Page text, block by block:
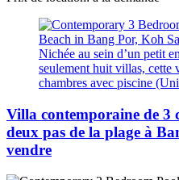
Nichée au sein d’un petit
seulement huit villas, cette
chambres avec piscine
Villa contemporaine de 3
deux pas de la plage à
vendre